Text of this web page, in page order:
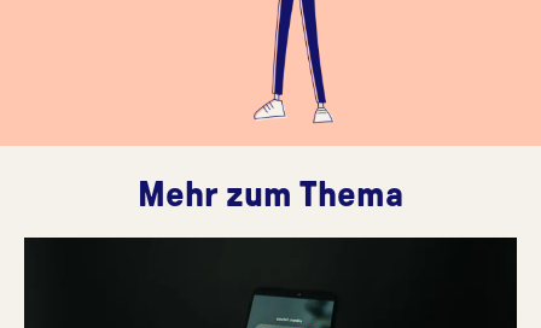
Mehr zum Thema